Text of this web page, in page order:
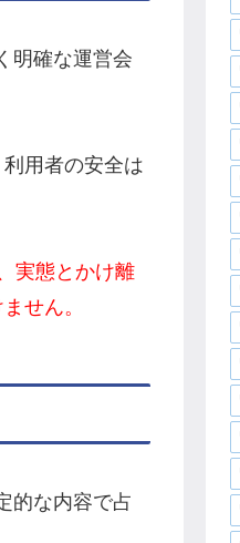
明確な運営会
用者の安全は
実態とかけ離
せん。
的な内容で占